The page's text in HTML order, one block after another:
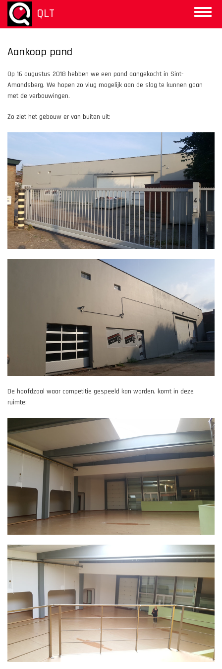
Overslaan
naar
inhoud
Toggle
QLT
Aankoop pand
Op 16 augustus 2018 hebben we een pand aangekocht in Sint-
Amandsberg. We hopen zo vlug mogelijk aan de slag te kunnen gaan
met de verbouwingen.
Zo ziet het gebouw er van buiten uit:
De hoofdzaal waar competitie gespeeld kan worden, komt in deze
ruimte: